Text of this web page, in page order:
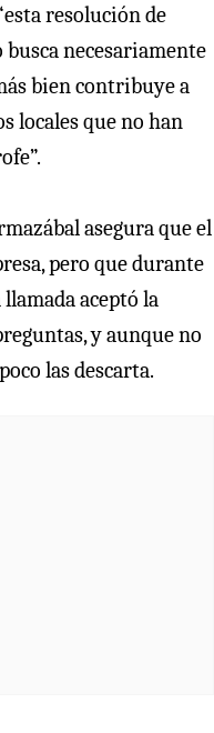
resolución de
necesariamente
bien contribuye a
locales que no han
asegura que el
pero que durante
aceptó la
y aunque no
las descarta.